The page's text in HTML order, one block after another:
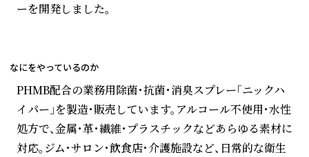
ーを開発しました。
なにをやっているのか
PHMB配合の業務用除菌・抗菌・消臭スプレー「ニックハ
イパー」を製造・販売しています。アルコール不使用・水性
処方で、金属・革・繊維・プラスチックなどあらゆる素材に
対応。ジム・サロン・飲食店・介護施設など、日常的な衛生